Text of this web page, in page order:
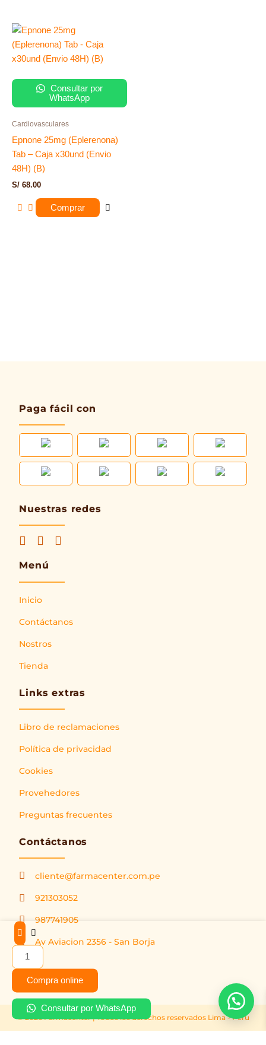
Consultar por
WhatsApp
Cardiovasculares
Epnone 25mg (Eplerenona)
Tab – Caja x30und (Envio
48H) (B)
S/ 68.00
Comprar
Paga fácil con
Nuestras redes
Menú
Inicio
Contáctanos
Nostros
Tienda
Links extras
Libro de reclamaciones
Política de privacidad
Cookies
Provehedores
Preguntas frecuentes
Contáctanos
cliente@farmacenter.com.pe
921303052
987741905
Av Aviacion 2356 - San Borja
© 2026 Farmacenter | Todos los derechos reservados Lima - Peru
Micosolin
1%
(Terbinafina
)
Solución
Tópica
-
Compra online
Consultar por WhatsApp